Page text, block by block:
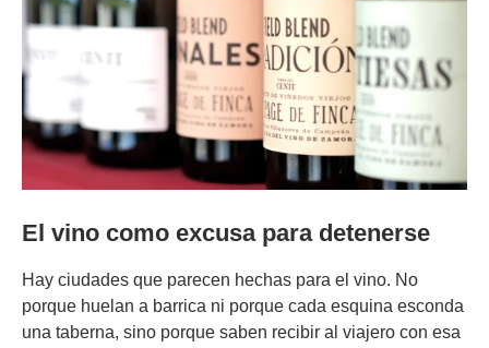
El vino como excusa para detenerse
Hay ciudades que parecen hechas para el vino. No
porque huelan a barrica ni porque cada esquina esconda
una taberna, sino porque saben recibir al viajero con esa